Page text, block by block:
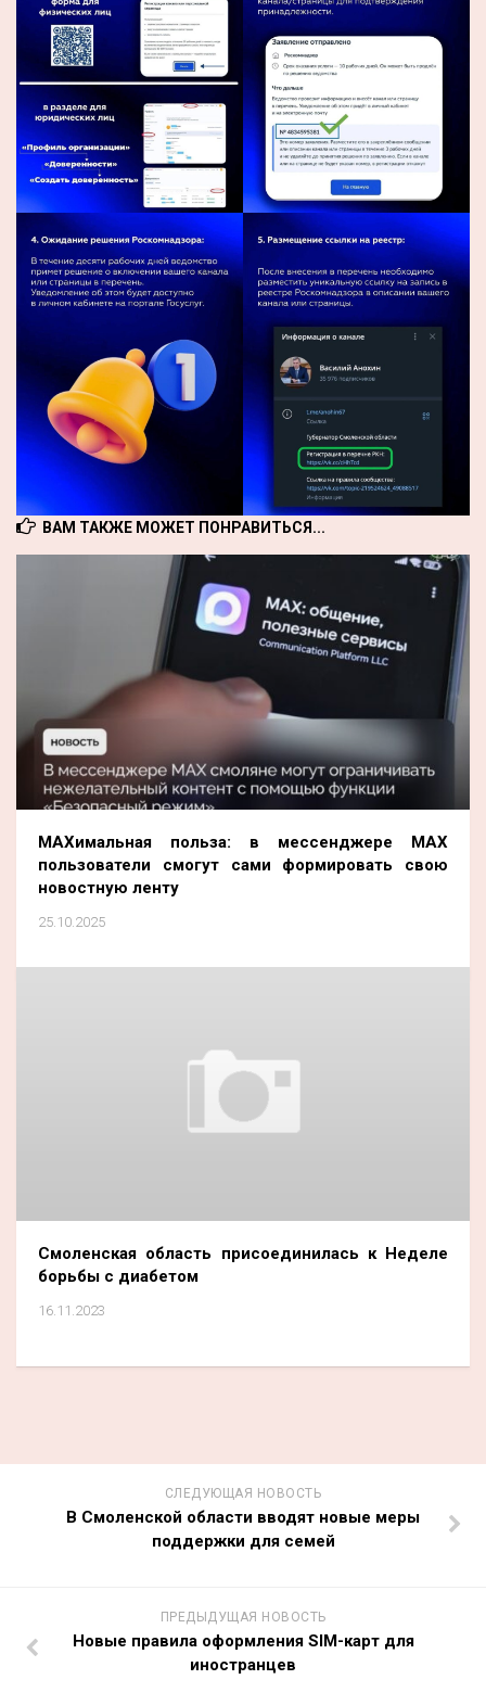
ВАМ ТАКЖЕ МОЖЕТ ПОНРАВИТЬСЯ...
MAXимальная польза: в мессенджере MAX
пользователи смогут сами формировать свою
новостную ленту
25.10.2025
Смоленская область присоединилась к Неделе
борьбы с диабетом
16.11.2023
СЛЕДУЮЩАЯ НОВОСТЬ
В Смоленской области вводят новые меры
поддержки для семей
ПРЕДЫДУЩАЯ НОВОСТЬ
Новые правила оформления SIM-карт для
иностранцев